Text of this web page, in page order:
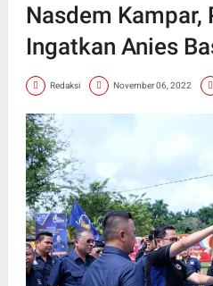
Nasdem Kampar,
Ingatkan Anies
Redaksi November 06, 2022